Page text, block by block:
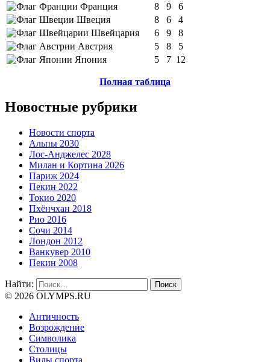
Франция
8 9
6
Швеция
8 6
4
Швейцария
6 9
8
Австрия
5 8
5
Япония
5 7 12
Полная таблица
Новостные рубрики
Новости спорта
Альпы 2030
Лос-Анджелес 2028
Милан и Кортина 2026
Париж 2024
Пекин 2022
Токио 2020
Пхёнчхан 2018
Рио 2016
Сочи 2014
Лондон 2012
Ванкувер 2010
Пекин 2008
Найти:
© 2026 OLYMPS.RU
Античность
Возрождение
Символика
Столицы